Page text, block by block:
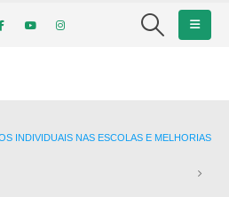
INDIVIDUAIS NAS ESCOLAS E MELHORIAS